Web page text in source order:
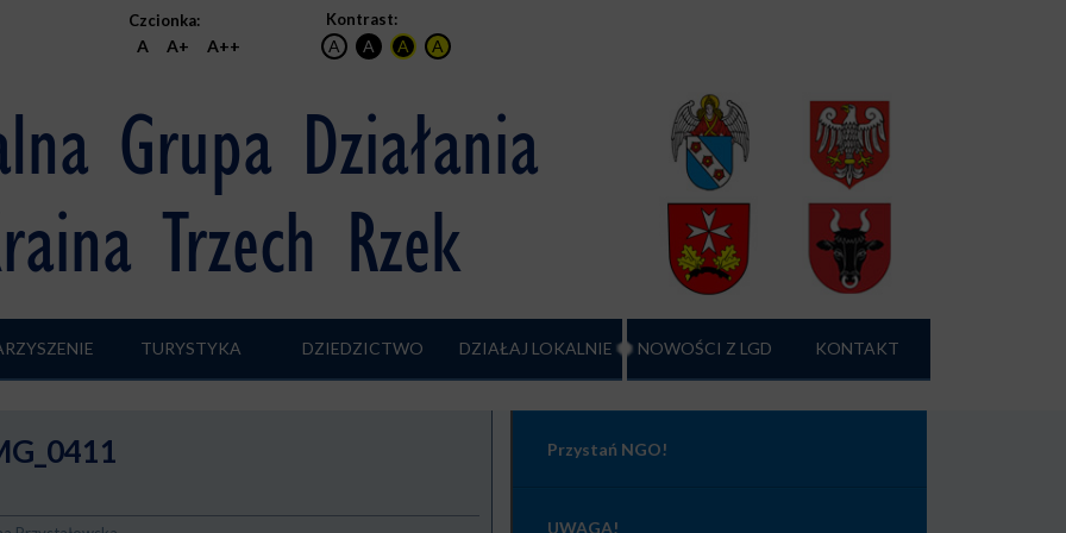
Czcionka:
A A+ A++
Kontrast:
A A A
A
Grupa Działania
Trzech Rzek
TURYSTYKA DZIEDZICTWO DZIAŁAJ LOKALNIE NOWOŚCI Z LGD KONTAKT
Przystań NGO!
UWAGA!